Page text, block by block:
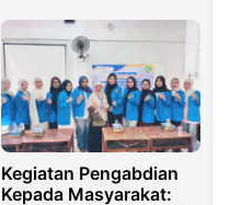
Kegiatan Pengabdian
Kepada Masyarakat: